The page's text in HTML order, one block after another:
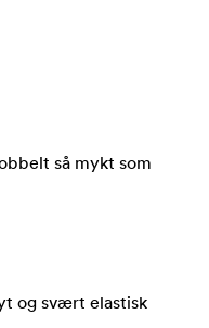
og svært elastisk